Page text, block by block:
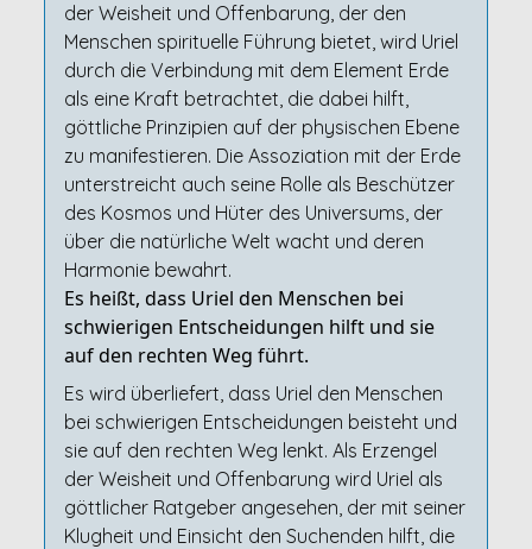
der Weisheit und Offenbarung, der den
Menschen spirituelle Führung bietet, wird Uriel
durch die Verbindung mit dem Element Erde
als eine Kraft betrachtet, die dabei hilft,
göttliche Prinzipien auf der physischen Ebene
zu manifestieren. Die Assoziation mit der Erde
unterstreicht auch seine Rolle als Beschützer
des Kosmos und Hüter des Universums, der
über die natürliche Welt wacht und deren
Harmonie bewahrt.
Es heißt, dass Uriel den Menschen bei
schwierigen Entscheidungen hilft und sie
auf den rechten Weg führt.
Es wird überliefert, dass Uriel den Menschen
bei schwierigen Entscheidungen beisteht und
sie auf den rechten Weg lenkt. Als Erzengel
der Weisheit und Offenbarung wird Uriel als
göttlicher Ratgeber angesehen, der mit seiner
Klugheit und Einsicht den Suchenden hilft, die